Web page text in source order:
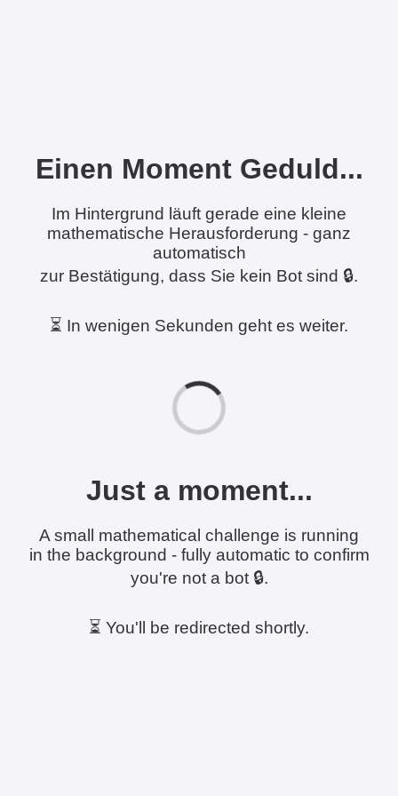
Einen Moment Geduld...
Im Hintergrund läuft gerade eine kleine
mathematische Herausforderung - ganz
automatisch
zur Bestätigung, dass Sie kein Bot sind 🔒.
⏳ In wenigen Sekunden geht es weiter.
Just a moment...
A small mathematical challenge is running
in the background - fully automatic to confirm
you're not a bot 🔒.
⏳ You'll be redirected shortly.